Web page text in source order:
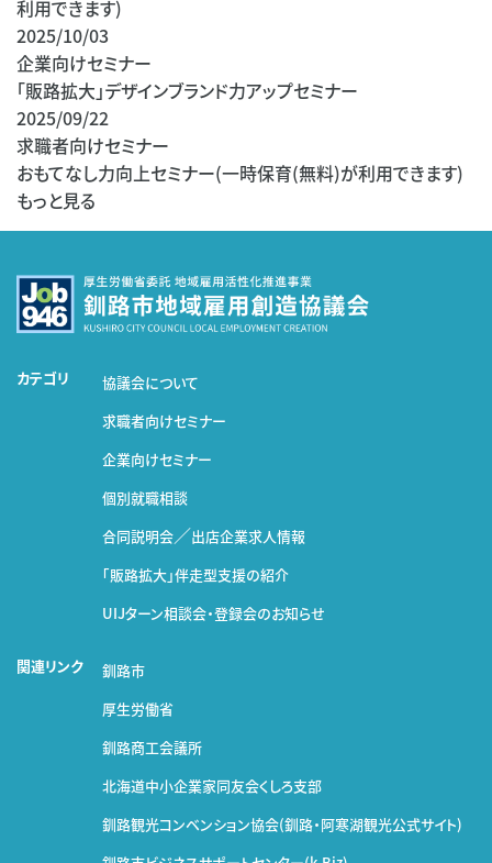
利用できます)
2025/10/03
企業向けセミナー
「販路拡大」デザインブランド力アップセミナー
2025/09/22
求職者向けセミナー
おもてなし力向上セミナー(一時保育(無料)が利用できます)
もっと見る
カテゴリ
協議会について
求職者向けセミナー
企業向けセミナー
個別就職相談
合同説明会／出店企業求人情報
｢販路拡大｣伴走型支援の紹介
UIJターン相談会・登録会のお知らせ
関連リンク
釧路市
厚生労働省
釧路商工会議所
北海道中小企業家同友会くしろ支部
釧路観光コンベンション協会(釧路・阿寒湖観光公式サイト)